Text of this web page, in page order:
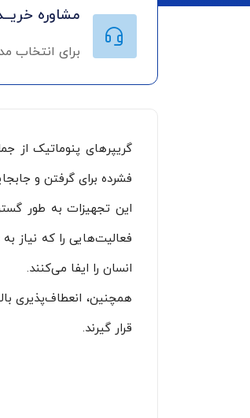
مشاوره
برای انتخاب
گریپرهای پنوماتیک
فشرده برای گرفتن و
فعالیت‌هایی را که نیاز
انسان را ایفا می‌کنند.
همچنین، انعطاف‌پذیری
قرار گیرند.